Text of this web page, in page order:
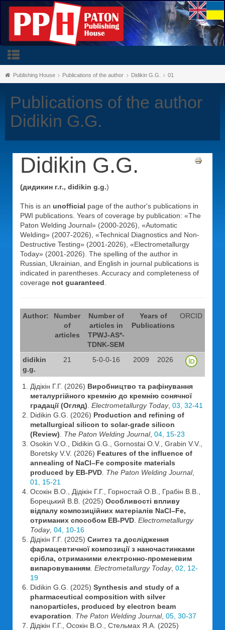
Publishing House Publications of the author Didikin G.G. 01
Publications of the author
Didikin G.G.
Didikin G.G.
(дидикин г.г., didikin g.g.)
This is an unofficial page of the author's publications in
PWI publications. Years of coverage by publication: «The
Paton Welding Journal» (2000-2026), «Automatic
Welding» (2007-2026), «Technical Diagnostics and Non-
Destructive Testing» (2001-2026), «Electrometallurgy
Today» (2001-2026). The spelling of the author in
Russian, Ukrainian, and English in journal publications is
indicated in parentheses. Accuracy and completeness of
coverage not guaranteed
Author:
Number
of
articles
Number of
articles in
TPWJ-AS*-
TDNK-SEM
Years of
Publications
ORCID
didikin
g.g.
21 5-0-0-16 2009 2026
Дідікін Г.Г. (2026) Виробництво та рафінування
металургійного кремнію до кремнію сонячної
градації (Огляд) Electrometallurgy Today, 03, 32-41
Didikin G.G. (2026) Production and refining of
metallurgical silicon to solar-grade silicon
(Review)
The Paton Welding Journal, 04, 15-23
Osokin V.O., Didikin G.G., Gornostai O.V., Grabin V.V.,
Boretsky V.V. (2026) Features of the influence of
annealing of NaCl–Fe composite materials
produced by EB-PVD The Paton Welding Journal,
01, 15-21
Осокін В.О., Дідікін Г.Г., Горностай О.В., Грабін В.В.,
Борецький В.В. (2025) Особливості впливу
відпалу композиційних матеріалів NaCl–Fe,
отриманих способом EB-PVD Electrometallurgy
Today, 04, 10-16
Дідікін Г.Г. (2025) Синтез та дослідження
фармацевтичної композиції з наночастинками
срібла, отриманими електронно-променевим
випаровуванням Electrometallurgy Today, 02, 12-
19
Didikin G.G. (2025) Synthesis and study of a
pharmaceutical composition with silver
nanoparticles, produced by electron beam
evaporation
The Paton Welding Journal, 05, 30-37
Дідікін Г.Г., Осокін В.О., Стельмах Я.А. (2025)